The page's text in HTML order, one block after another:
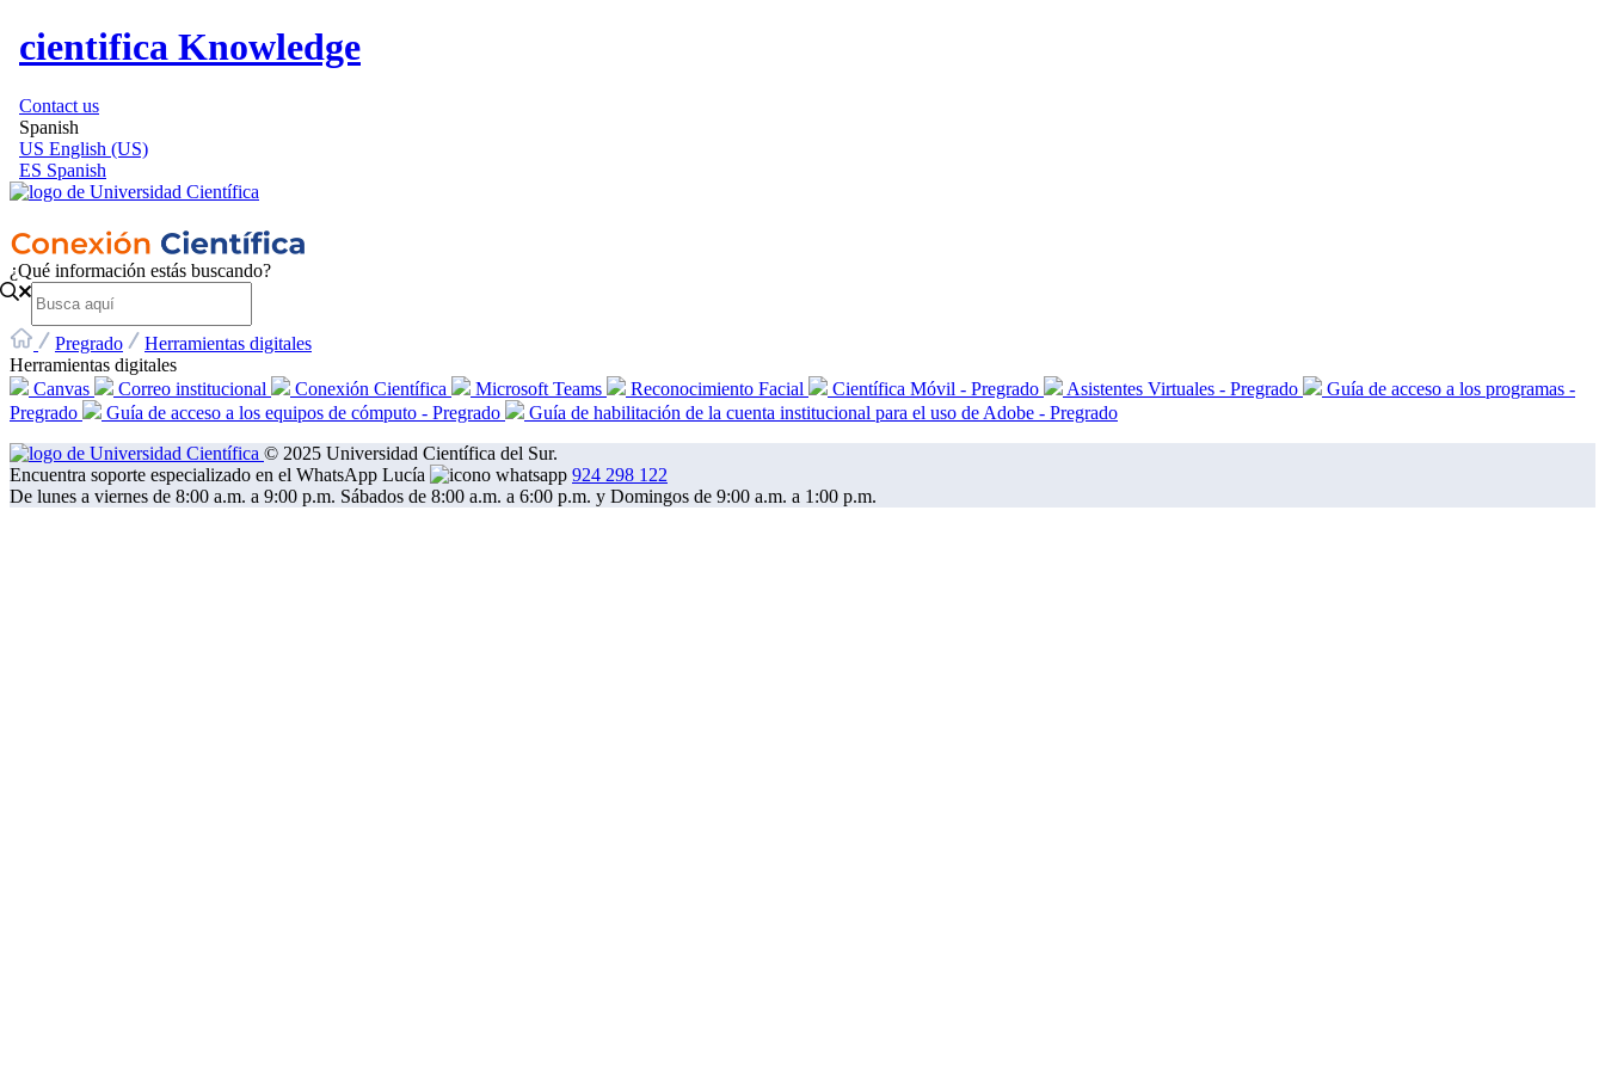
cientifica Knowledge
Contact us
Spanish
US English (US)
ES Spanish
¿Qué información estás buscando?
Pregrado
Herramientas digitales
Herramientas digitales
Canvas
Correo institucional Conexión Científica Microsoft Teams Reconocimiento Facial Científica Móvil - Pregrado Asistentes Virtuales - Pregrado
Guía de acceso a los programas -
Pregrado
Guía de acceso a los equipos de cómputo - Pregrado
Guía de habilitación de la cuenta institucional para el uso de Adobe - Pregrado
© 2025 Universidad Científica del Sur.
Encuentra soporte especializado en el WhatsApp Lucía
924 298 122
De lunes a viernes de 8:00 a.m. a 9:00 p.m. Sábados de 8:00 a.m. a 6:00 p.m. y Domingos de 9:00 a.m. a 1:00 p.m.